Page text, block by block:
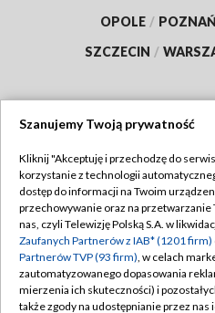
OPOLE / POZNAŃ
SZCZECIN /
Abonament TVP
Emisja w TVP
Centrum informacji TVP
Naziemna Telewizja Cyfrowa
Polityka
Moje
Szanujemy Twoją prywatność
Kliknij "Akceptuję i przechodzę do
korzystanie z technologii
dostęp do informacji na Twoim
przechowywanie oraz na przetwarzanie
nas, czyli Telewizję Polską S.A. w
Zaufanych Partnerów z IAB* (1201 firm)
Partnerów TVP (93 firm), w celach
zautomatyzowanego dopasowania
mierzenia ich skuteczności) i
także zgody na udostępnianie przez nas